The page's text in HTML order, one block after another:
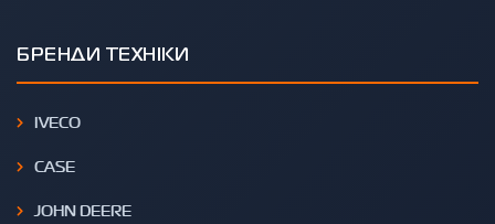
БРЕНДИ ТЕХНІКИ
IVECO
CASE
JOHN DEERE